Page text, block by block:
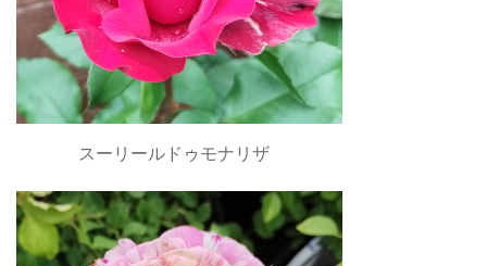
スーリールドゥモナリザ